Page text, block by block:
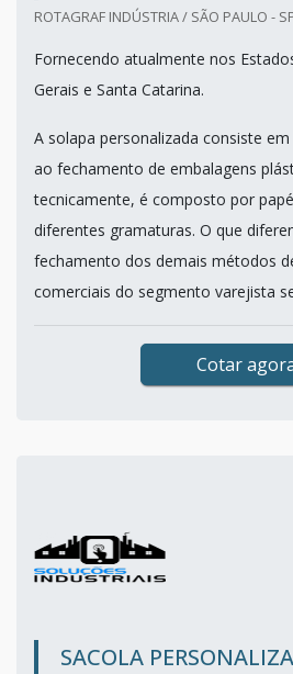
ROTAGRAF INDÚSTRIA / SÃO PAULO -
Fornecendo atualmente nos
Gerais e Santa Catarina.
A solapa personalizada consiste
ao fechamento de embalagens
tecnicamente, é composto por
diferentes gramaturas. O que
fechamento dos demais métodos
comerciais do segmento varejista
Cotar
SACOLA